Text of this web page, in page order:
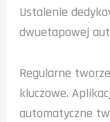
Ustalenie
dwuetapowej
Regularne
kluczowe.
automatyczne